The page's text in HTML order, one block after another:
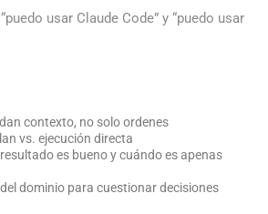
usar Claude Code” y “puedo usar
contexto, no solo ordenes
vs. ejecución directa
es bueno y cuándo es apenas
dominio para cuestionar decisiones